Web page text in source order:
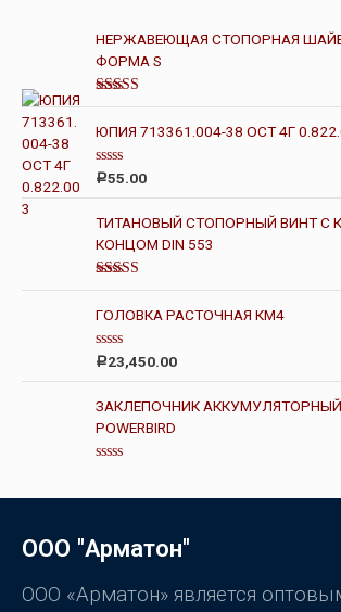
НЕРЖАВЕЮЩАЯ СТОПОРНАЯ
ФОРМА S
Оценка
ЮПИЯ 713361.004-38 ОСТ 4Г
О
н
к
а
0
и
з
Р55.00
ТИТАНОВЫЙ СТОПОРНЫЙ ВИНТ С
КОНЦОМ DIN 553
Оценка
ГОЛОВКА РАСТОЧНАЯ КМ4
О
н
к
а
0
и
Р23,450.00
ЗАКЛЕПОЧНИК АККУМУЛЯТОРНЫЙ
POWERBIRD
е
а
0
5
ООО "Арматон"
ООО «Арматон» является